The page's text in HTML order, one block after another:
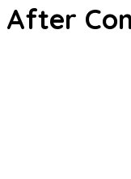
After